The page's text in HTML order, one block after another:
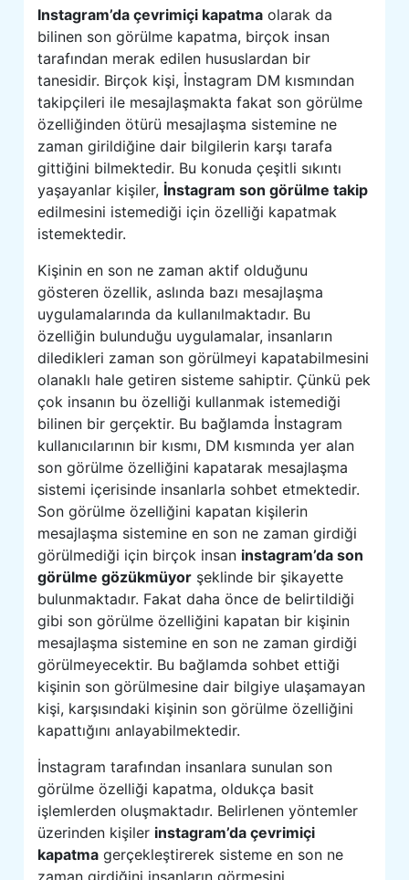
Instagram’da çevrimiçi kapatma olarak da
bilinen son görülme kapatma, birçok insan
tarafından merak edilen hususlardan bir
tanesidir. Birçok kişi, İnstagram DM kısmından
takipçileri ile mesajlaşmakta fakat son görülme
özelliğinden ötürü mesajlaşma sistemine ne
zaman girildiğine dair bilgilerin karşı tarafa
gittiğini bilmektedir. Bu konuda çeşitli sıkıntı
yaşayanlar kişiler, İnstagram son görülme takip
edilmesini istemediği için özelliği kapatmak
istemektedir.
Kişinin en son ne zaman aktif olduğunu
gösteren özellik, aslında bazı mesajlaşma
uygulamalarında da kullanılmaktadır. Bu
özelliğin bulunduğu uygulamalar, insanların
diledikleri zaman son görülmeyi kapatabilmesini
olanaklı hale getiren sisteme sahiptir. Çünkü pek
çok insanın bu özelliği kullanmak istemediği
bilinen bir gerçektir. Bu bağlamda İnstagram
kullanıcılarının bir kısmı, DM kısmında yer alan
son görülme özelliğini kapatarak mesajlaşma
sistemi içerisinde insanlarla sohbet etmektedir.
Son görülme özelliğini kapatan kişilerin
mesajlaşma sistemine en son ne zaman girdiği
görülmediği için birçok insan instagram’da son
görülme gözükmüyor şeklinde bir şikayette
bulunmaktadır. Fakat daha önce de belirtildiği
gibi son görülme özelliğini kapatan bir kişinin
mesajlaşma sistemine en son ne zaman girdiği
görülmeyecektir. Bu bağlamda sohbet ettiği
kişinin son görülmesine dair bilgiye ulaşamayan
kişi, karşısındaki kişinin son görülme özelliğini
kapattığını anlayabilmektedir.
İnstagram tarafından insanlara sunulan son
görülme özelliği kapatma, oldukça basit
işlemlerden oluşmaktadır. Belirlenen yöntemler
üzerinden kişiler instagram’da çevrimiçi
kapatma gerçekleştirerek sisteme en son ne